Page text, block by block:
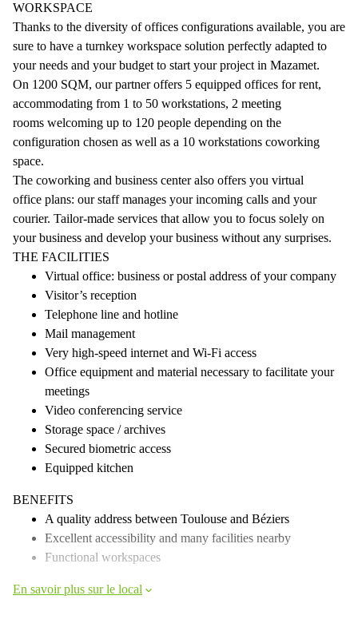
WORKSPACE
Thanks to the diversity of offices configurations available, you are
sure to have a turnkey workspace solution perfectly adapted to
your needs and your budget to start your project in Mazamet.
On 1200 SQM, our partner offers 5 equipped offices for rent,
accommodating from 1 to 50 workstations, 2 meeting
rooms welcoming up to 120 people depending on the
configuration chosen as well as a 10 workstations coworking
space.
The coworking and business center also offers you virtual
office plans: our staff manages your incoming calls and your
courier. Tailor-made services that allow you to focus solely on
your business and develop your business without any surprises.
THE FACILITIES
Virtual office: business or postal address of your company
Visitor’s reception
Telephone line and hotline
Mail management
Very high-speed internet and Wi-Fi access
Office equipment and material necessary to facilitate your
meetings
Video conferencing service
Storage space / archives
Secured biometric access
Equipped kitchen
BENEFITS
A quality address between Toulouse and Béziers
Excellent accessibility and many facilities nearby
Functional workspaces
En savoir plus sur le local